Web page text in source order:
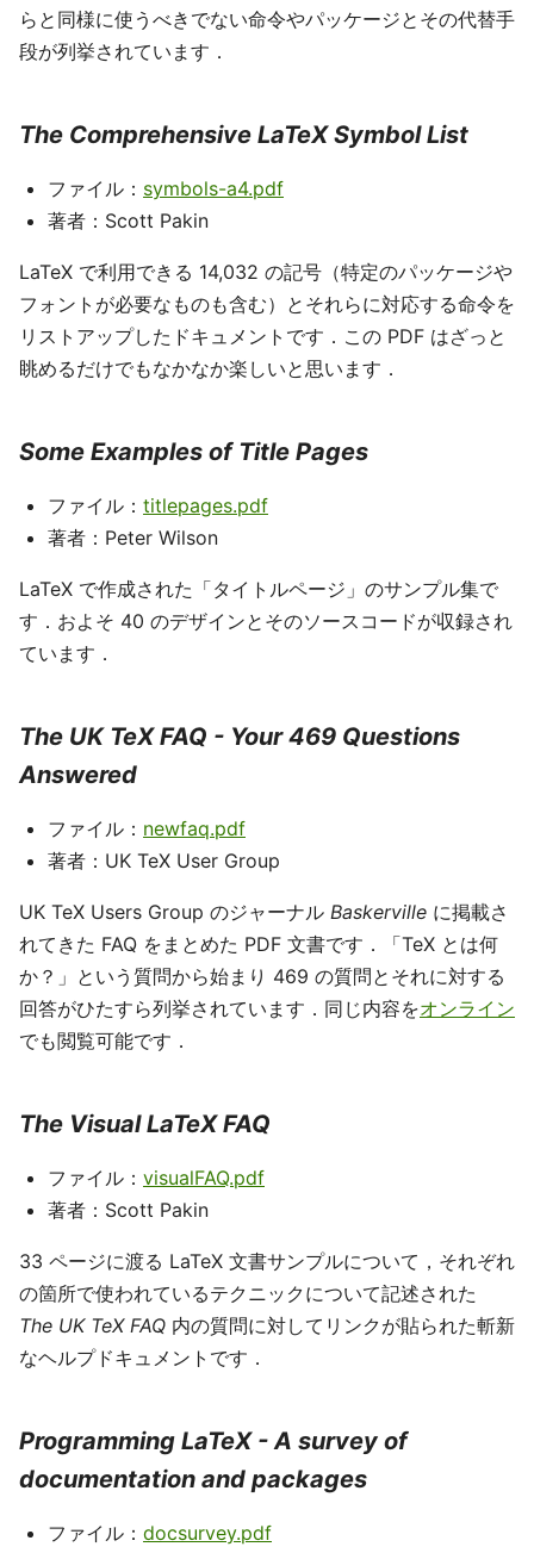
らと同様に使うべきでない命令やパッケージとその代替手
段が列挙されています．
The Comprehensive LaTeX Symbol List
ファイル： symbols-a4.pdf
著者：Scott Pakin
LaTeX で利用できる 14,032 の記号（特定のパッケージや
フォントが必要なものも含む）とそれらに対応する命令を
リストアップしたドキュメントです．この PDF はざっと
眺めるだけでもなかなか楽しいと思います．
Some Examples of Title Pages
ファイル： titlepages.pdf
著者：Peter Wilson
LaTeX で作成された「タイトルページ」のサンプル集で
す．およそ 40 のデザインとそのソースコードが収録され
ています．
The UK TeX FAQ - Your 469 Questions
Answered
ファイル： newfaq.pdf
著者：UK TeX User Group
UK TeX Users Group のジャーナル Baskerville に掲載さ
れてきた FAQ をまとめた PDF 文書です．「TeX とは何
か？」という質問から始まり 469 の質問とそれに対する
回答がひたすら列挙されています．同じ内容をオンライン
でも閲覧可能です．
The Visual LaTeX FAQ
ファイル： visualFAQ.pdf
著者：Scott Pakin
33 ページに渡る LaTeX 文書サンプルについて，それぞれ
の箇所で使われているテクニックについて記述された
The UK TeX FAQ 内の質問に対してリンクが貼られた斬新
なヘルプドキュメントです．
Programming LaTeX - A survey of
documentation and packages
ファイル： docsurvey.pdf